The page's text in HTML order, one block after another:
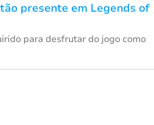
presente em Legends of
para desfrutar do jogo como